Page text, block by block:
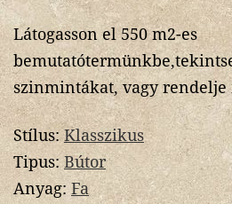
Látogasson el 550 m2-es
szinmintákat, vagy rendelje
Stílus:Klasszikus
Tipus: Bútor
Anyag: Fa